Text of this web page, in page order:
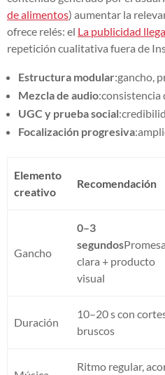
de alimentos) aumentar la
ofrece relés: el La publicidad
repetición cualitativa fuera de
Estructura modular:gancho,
Mezcla de audio:consistencia
UGC y prueba social
Focalización progresiva
Elemento
creativo
Recomendación
Gancho
0–3
segundosPromesa
clara + producto
visual
Duración
10–20 s con
bruscos
Ritmo regular,